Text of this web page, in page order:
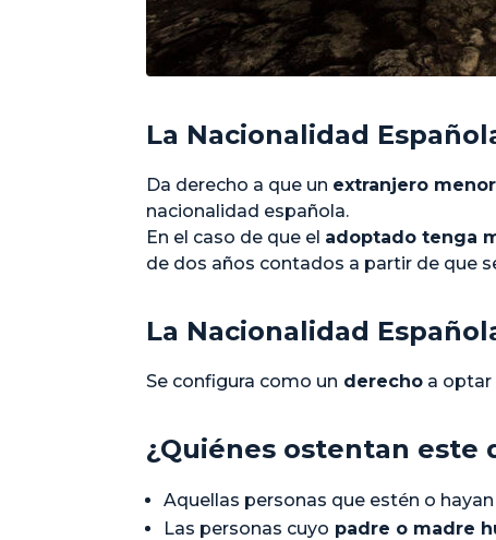
La Nacionalidad
Da derecho a que un extranjero
nacionalidad española.
En el caso de que el adoptado tenga
de dos años contados a partir de que
La Nacionalidad
Se configura como un derecho a optar
¿Quiénes ostentan este
Aquellas personas que estén o
Las personas cuyo padre o madre